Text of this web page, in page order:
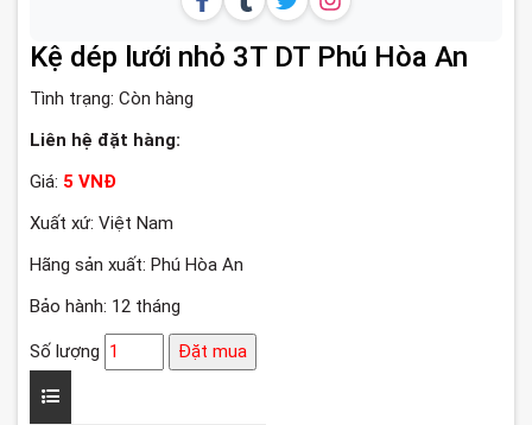
Kệ dép lưới nhỏ 3T DT Phú Hòa An
Tình trạng: Còn hàng
Liên hệ đặt hàng:
Giá: 5 VNĐ
Xuất xứ: Việt Nam
Hãng sản xuất: Phú Hòa An
Bảo hành: 12 tháng
Số lượng Đặt mua